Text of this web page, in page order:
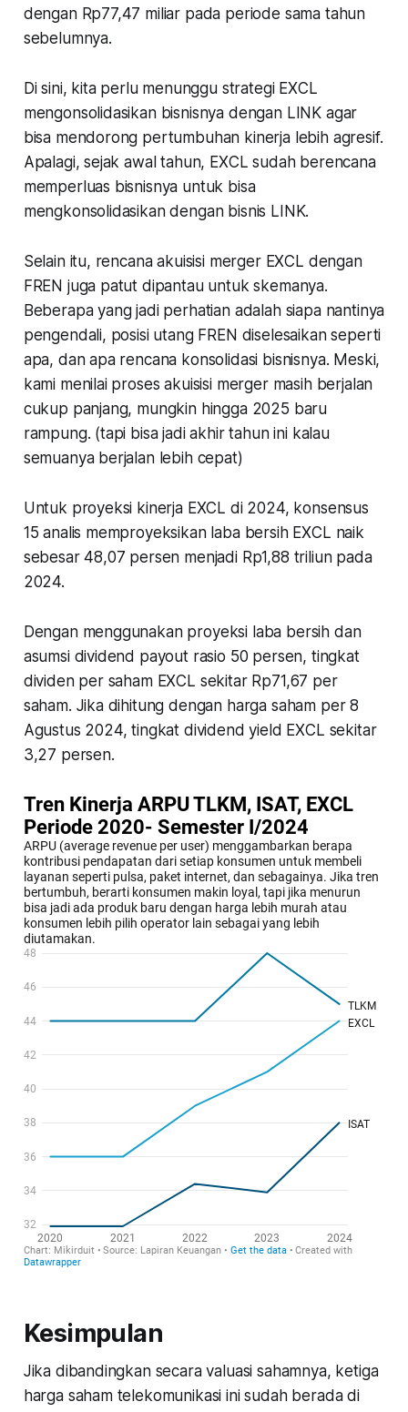
dengan Rp77,47 miliar pada periode sama tahun
sebelumnya.
Di sini, kita perlu menunggu strategi EXCL
mengonsolidasikan bisnisnya dengan LINK agar
bisa mendorong pertumbuhan kinerja lebih agresif.
Apalagi, sejak awal tahun, EXCL sudah berencana
memperluas bisnisnya untuk bisa
mengkonsolidasikan dengan bisnis LINK.
Selain itu, rencana akuisisi merger EXCL dengan
FREN juga patut dipantau untuk skemanya.
Beberapa yang jadi perhatian adalah siapa nantinya
pengendali, posisi utang FREN diselesaikan seperti
apa, dan apa rencana konsolidasi bisnisnya. Meski,
kami menilai proses akuisisi merger masih berjalan
cukup panjang, mungkin hingga 2025 baru
rampung. (tapi bisa jadi akhir tahun ini kalau
semuanya berjalan lebih cepat)
Untuk proyeksi kinerja EXCL di 2024, konsensus
15 analis memproyeksikan laba bersih EXCL naik
sebesar 48,07 persen menjadi Rp1,88 triliun pada
2024.
Dengan menggunakan proyeksi laba bersih dan
asumsi dividend payout rasio 50 persen, tingkat
dividen per saham EXCL sekitar Rp71,67 per
saham. Jika dihitung dengan harga saham per 8
Agustus 2024, tingkat dividend yield EXCL sekitar
3,27 persen.
Kesimpulan
Jika dibandingkan secara valuasi sahamnya, ketiga
harga saham telekomunikasi ini sudah berada di